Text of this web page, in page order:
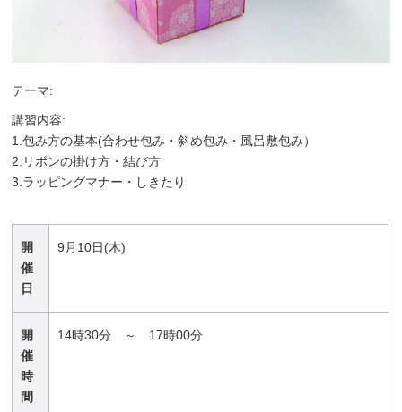
テーマ:
講習内容:
1.包み方の基本(合わせ包み・斜め包み・風呂敷包み）
2.リボンの掛け方・結び方
3.ラッピングマナー・しきたり
開
催
日
9月10日(木)
開
催
時
間
14時30分 ～ 17時00分